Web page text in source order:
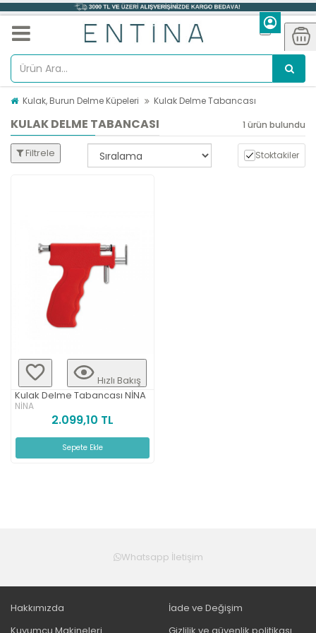
Kulak, Burun Delme Küpeleri Kulak Delme Tabancası
KULAK DELME TABANCASI 1 ürün bulundu
Filtrele Stoktakiler
Hızlı Bakış
Kulak Delme Tabancası NİNA
NİNA
2.099,10 TL
Sepete Ekle
Whatsapp İletişim
Hakkımızda
İade ve Değişim